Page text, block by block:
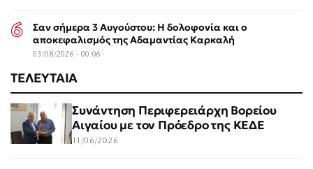
Σαν σήμερα 3 Αυγούστου: Η δολοφονία και ο
αποκεφαλισμός της Αδαμαντίας Καρκαλή
03/08/2026 - 00:06
ΤΕΛΕΥΤΑΙΑ
Συνάντηση Περιφερειάρχη Βορείου
Αιγαίου με τον Πρόεδρο της ΚΕΔΕ
11/06/2026